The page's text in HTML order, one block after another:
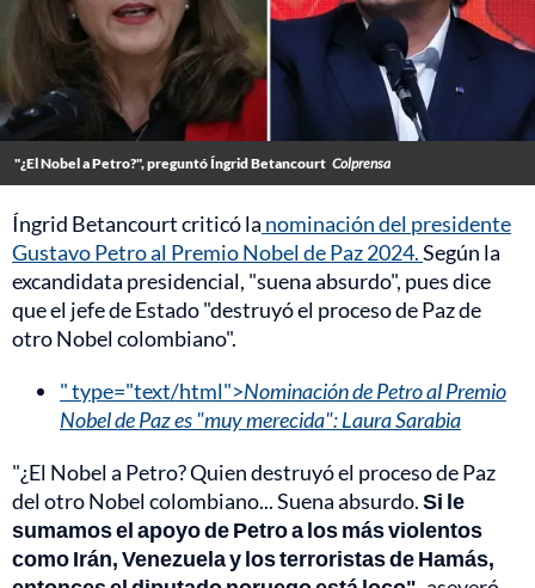
"¿El Nobel a Petro?", preguntó Íngrid Betancourt Colprensa
Íngrid Betancourt criticó la nominación del presidente
Gustavo Petro al Premio Nobel de Paz 2024.Según la
excandidata presidencial, "suena absurdo", pues dice
que el jefe de Estado "destruyó el proceso de Paz de
otro Nobel colombiano".
" type="text/html">Nominación de Petro al Premio
Nobel de Paz es "muy merecida": Laura Sarabia
"¿El Nobel a Petro? Quien destruyó el proceso de Paz
del otro Nobel colombiano... Suena absurdo.Si le
sumamos el apoyo de Petro a los más violentos
como Irán, Venezuela y los terroristas de Hamás,